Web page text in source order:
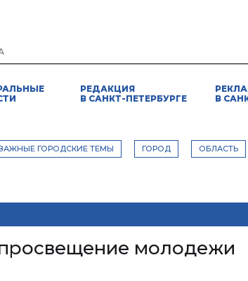
РЕДАКЦИЯ
В САНКТ-ПЕТЕРБУРГЕ
В
ГОРОДСКИЕ ТЕМЫ ГОРОД ОБЛАСТЬ
молодежи